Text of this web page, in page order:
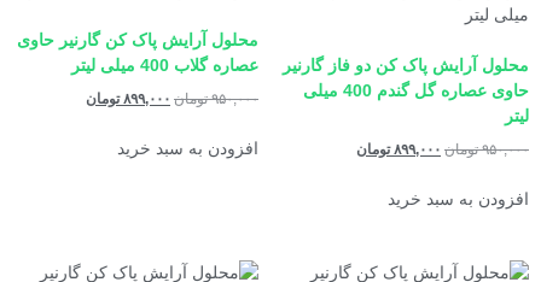
محلول آرایش پاک کن دو فاز گارنیر
حاوی عصاره گل گندم 400 میلی
لیتر
۹۵۰,۰۰۰ تومان ۸۹۹,۰۰۰ تومان
افزودن به سبد خرید
محلول آرایش پاک کن گارنیر حاوی
عصاره گلاب 400 میلی لیتر
۹۵۰,۰۰۰ تومان ۸۹۹,۰۰۰ تومان
افزودن به سبد خرید